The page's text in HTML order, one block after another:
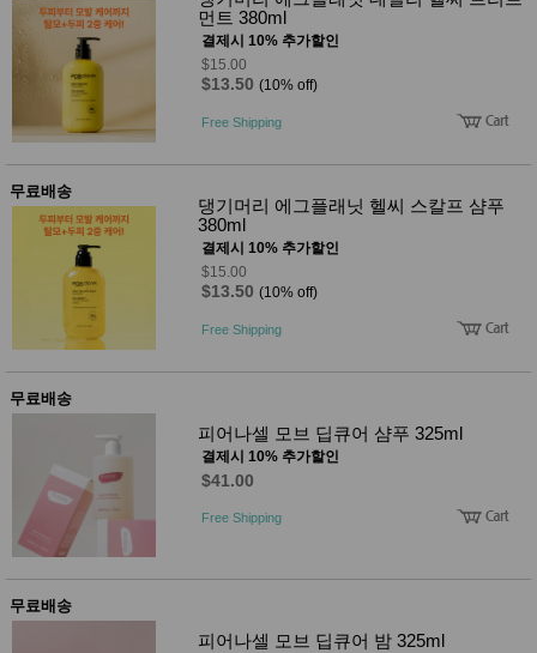
판)
조형물
DIY
유아 이
외출용
건강/미
용/식기
용품
성장발
달교육
어른내
유/아동
가방/지
갑/케이
스
세탁세
제
일상 돋
보기
품
생활/욕
실/청소
먼트 380ml
결제시 10% 추가할인
$15.00
$13.50 (10% off)
Free Shipping
무료배송
댕기머리 에그플래닛 헬씨 스칼프 샴푸
380ml
결제시 10% 추가할인
$15.00
$13.50 (10% off)
Free Shipping
무료배송
피어나셀 모브 딥큐어 샴푸 325ml
결제시 10% 추가할인
$41.00
Free Shipping
무료배송
피어나셀 모브 딥큐어 밤 325ml